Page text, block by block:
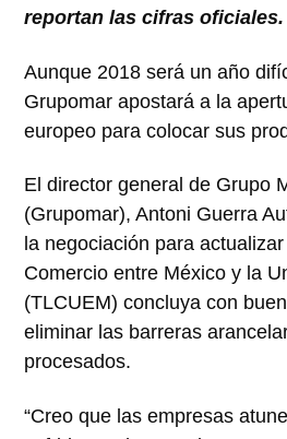
reportan las cifras oficiales.
Aunque 2018 será un año
Grupomar apostará a la
europeo para colocar sus
El director general de Grupo
(Grupomar), Antoni Guerra
la negociación para
Comercio entre México y la
(TLCUEM) concluya con
eliminar las barreras
procesados.
“Creo que las empresas